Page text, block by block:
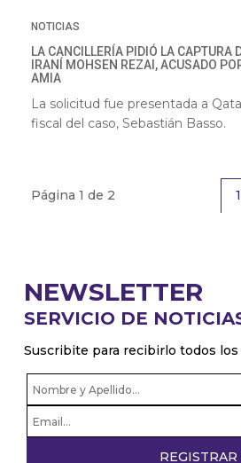
NOTICIAS
LA CANCILLERÍA PIDIÓ LA CAPTURA
IRANÍ MOHSEN REZAI, ACUSADO
AMIA
La solicitud fue presentada a
fiscal del caso, Sebastián Basso.
1
Página 1 de 2
NEWSLETTER
SERVICIO DE
Suscribite para recibirlo todos los